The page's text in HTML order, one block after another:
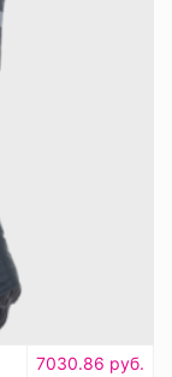
7030.86 руб.